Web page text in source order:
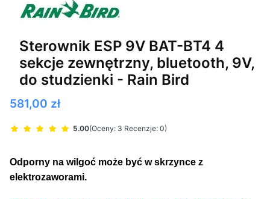
Sterownik ESP 9V BAT-BT4 4
sekcje zewnętrzny, bluetooth, 9V,
do studzienki - Rain Bird
Cena
581,00 zł
5.00(Oceny: 3 Recenzje: 0)
Odporny na wilgoć może być w skrzynce z
elektrozaworami.